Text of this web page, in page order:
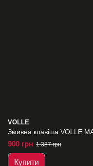
VOLLE
Змивна клавіша VOLLE
900 грн 1 387 грн
Купити